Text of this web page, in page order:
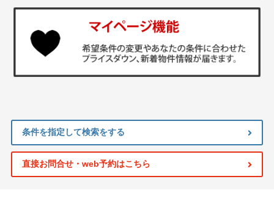
条件を指定して検索をする
直接お問合せ・web予約はこちら